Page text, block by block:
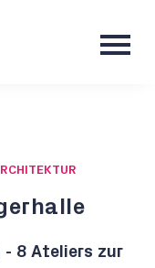
- 8 Ateliers zur